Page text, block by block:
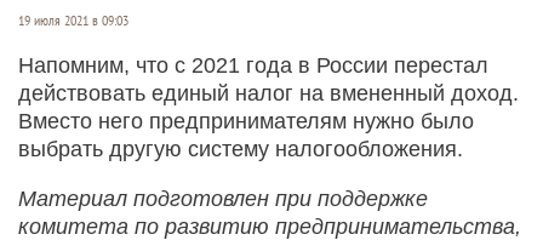
19 июля 2021 в 09:03
Напомним, что с 2021 года в России перестал
действовать единый налог на вмененный доход.
Вместо него предпринимателям нужно было
выбрать другую систему налогообложения.
Материал подготовлен при поддержке
комитета по развитию предпринимательства,